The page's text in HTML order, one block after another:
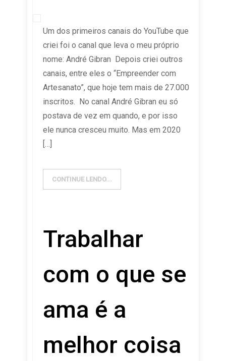
Um dos primeiros canais do YouTube que
criei foi o canal que leva o meu próprio
nome: André Gibran Depois criei outros
canais, entre eles o “Empreender com
Artesanato”, que hoje tem mais de 27.000
inscritos. No canal André Gibran eu só
postava de vez em quando, e por isso
ele nunca cresceu muito. Mas em 2020
[…]
CONTINUE LENDO...
Trabalhar
com o que se
ama é a
melhor coisa